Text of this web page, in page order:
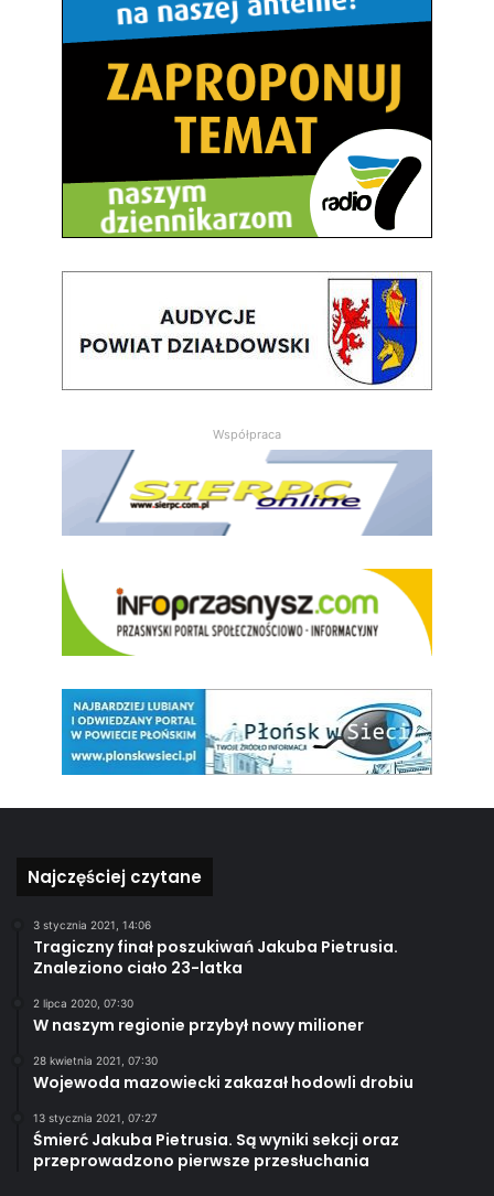
Współpraca
Najczęściej czytane
3 stycznia 2021, 14:06
Tragiczny finał poszukiwań Jakuba Pietrusia.
Znaleziono ciało 23-latka
2 lipca 2020, 07:30
W naszym regionie przybył nowy milioner
28 kwietnia 2021, 07:30
Wojewoda mazowiecki zakazał hodowli drobiu
13 stycznia 2021, 07:27
Śmierć Jakuba Pietrusia. Są wyniki sekcji oraz
przeprowadzono pierwsze przesłuchania